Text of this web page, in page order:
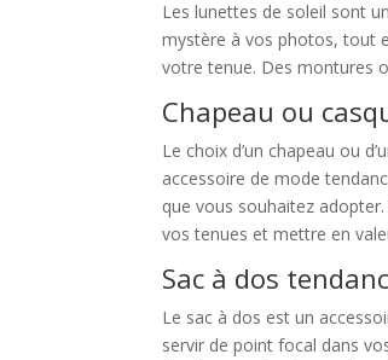
Les lunettes de soleil sont
mystère à vos photos, tout
votre tenue. Des montures
Chapeau ou
Le choix d’un chapeau ou
accessoire de mode
que vous souhaitez
vos tenues et mettre en
Sac à dos
Le sac à dos est un
servir de point focal dans